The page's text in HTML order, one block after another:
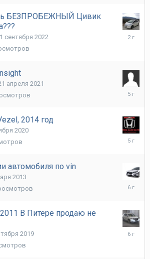
БЕЗПРОБЕЖНЫЙ Цивик
1 сентября 2022
21
апреля 2021
21
2014 год
2020
11
автомобиля по vin
2013
В Питере продаю не
2019